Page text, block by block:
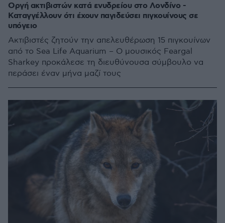
Οργή ακτιβιστών κατά ενυδρείου στο Λονδίνο -
Καταγγέλλουν ότι έχουν παγιδεύσει πιγκουίνους σε
υπόγειο
Ακτιβιστές ζητούν την απελευθέρωση 15 πιγκουίνων
από το Sea Life Aquarium – Ο μουσικός Feargal
Sharkey προκάλεσε τη διευθύνουσα σύμβουλο να
περάσει έναν μήνα μαζί τους